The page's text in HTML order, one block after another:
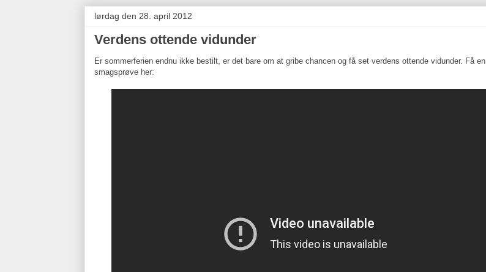
lørdag den 28. april 2012
Verdens ottende vidunder
Er sommerferien endnu ikke bestilt, er det bare om at gribe chancen og få set verdens ottende vidunder. Få en
smagsprøve her: